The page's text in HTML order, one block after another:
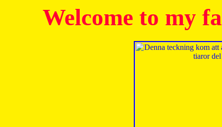
Welcome to my